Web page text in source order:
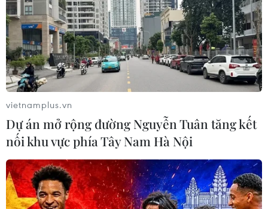
vietnamplus.vn
Dự án mở rộng đường Nguyễn Tuân tăng kết
nối khu vực phía Tây Nam Hà Nội